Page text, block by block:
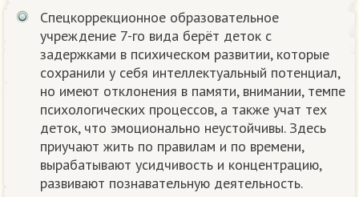
Спецкоррекционное образовательное
учреждение 7-го вида берёт деток с
задержками в психическом развитии, которые
сохранили у себя интеллектуальный потенциал,
но имеют отклонения в памяти, внимании, темпе
психологических процессов, а также учат тех
деток, что эмоционально неустойчивы. Здесь
приучают жить по правилам и по времени,
вырабатывают усидчивость и концентрацию,
развивают познавательную деятельность.